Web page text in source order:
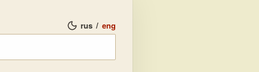
rus / eng